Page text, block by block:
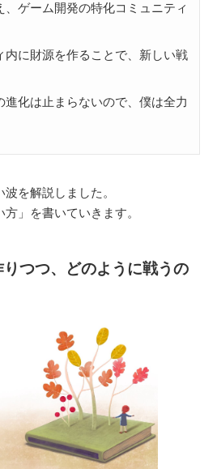
、ゲーム開発の特化コミュニティ
内に財源を作ることで、新しい戦
進化は止まらないので、僕は全力
を解説しました。
」を書いていきます。
つつ、どのように戦うの